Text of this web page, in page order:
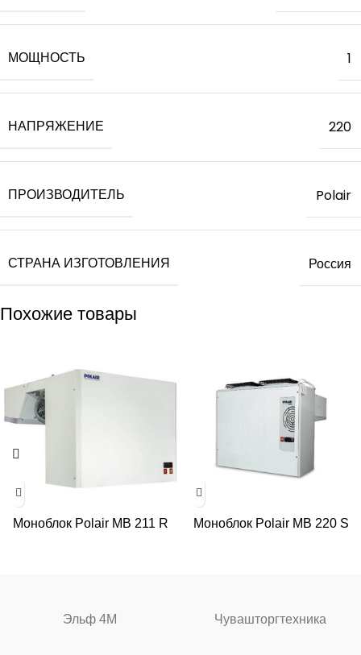
МОЩНОСТЬ 1
НАПРЯЖЕНИЕ 220
ПРОИЗВОДИТЕЛЬ Polair
СТРАНА ИЗГОТОВЛЕНИЯ Россия
Похожие товары
Моноблок Polair MB 211 R Моноблок Polair MB 220 S
Эльф 4М Чувашторгтехника